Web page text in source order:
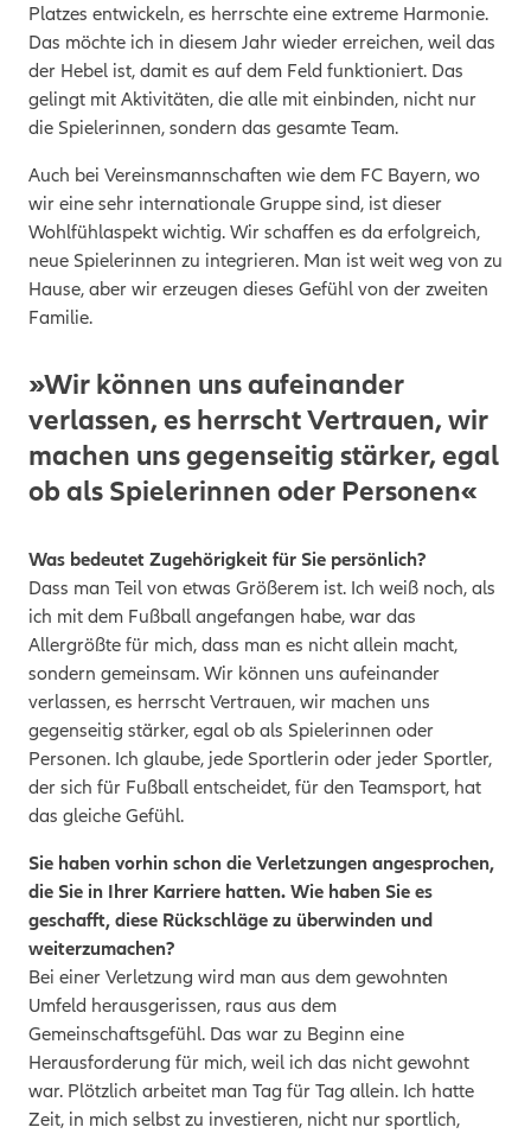
Platzes entwickeln, es herrschte eine extreme Harmonie.
Das möchte ich in diesem Jahr wieder erreichen, weil das
der Hebel ist, damit es auf dem Feld funktioniert. Das
gelingt mit Aktivitäten, die alle mit einbinden, nicht nur
die Spielerinnen, sondern das gesamte Team.
Auch bei Vereinsmannschaften wie dem FC Bayern, wo
wir eine sehr internationale Gruppe sind, ist dieser
Wohlfühlaspekt wichtig. Wir schaffen es da erfolgreich,
neue Spielerinnen zu integrieren. Man ist weit weg von zu
Hause, aber wir erzeugen dieses Gefühl von der zweiten
Familie.
»Wir können uns aufeinander
verlassen, es herrscht Vertrauen, wir
machen uns gegenseitig stärker, egal
ob als Spielerinnen oder Personen«
Was bedeutet Zugehörigkeit für Sie persönlich?
Dass man Teil von etwas Größerem ist. Ich weiß noch, als
ich mit dem Fußball angefangen habe, war das
Allergrößte für mich, dass man es nicht allein macht,
sondern gemeinsam. Wir können uns aufeinander
verlassen, es herrscht Vertrauen, wir machen uns
gegenseitig stärker, egal ob als Spielerinnen oder
Personen. Ich glaube, jede Sportlerin oder jeder Sportler,
der sich für Fußball entscheidet, für den Teamsport, hat
das gleiche Gefühl.
Sie haben vorhin schon die Verletzungen angesprochen,
die Sie in Ihrer Karriere hatten. Wie haben Sie es
geschafft, diese Rückschläge zu überwinden und
weiterzumachen?
Bei einer Verletzung wird man aus dem gewohnten
Umfeld herausgerissen, raus aus dem
Gemeinschaftsgefühl. Das war zu Beginn eine
Herausforderung für mich, weil ich das nicht gewohnt
war. Plötzlich arbeitet man Tag für Tag allein. Ich hatte
Zeit, in mich selbst zu investieren, nicht nur sportlich,